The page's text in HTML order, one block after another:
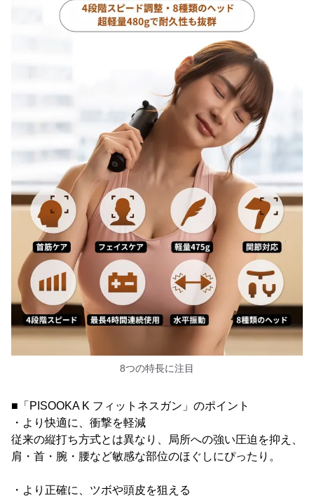
8つの特長に注目
■「PISOOKA K フィットネスガン」のポイント
・より快適に、衝撃を軽減
従来の縦打ち方式とは異なり、局所への強い圧迫を抑え、
肩・首・腕・腰など敏感な部位のほぐしにぴったり。
・より正確に、ツボや頭皮を狙える